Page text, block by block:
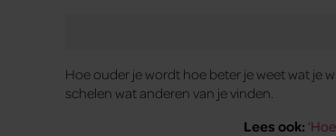
Hoe ouder je wordt hoe beter je weet wat je
schelen wat anderen van je vinden.
Lees ook: ‘